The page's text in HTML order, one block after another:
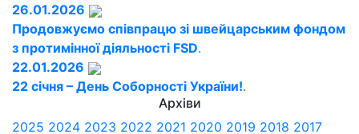
26.01.2026
Продовжуємо співпрацю зі швейцарським фондом
з протимінної діяльності FSD.
22.01.2026
22 січня – День Соборності України!.
Архіви
2025 2024 2023 2022 2021 2020 2019 2018 2017